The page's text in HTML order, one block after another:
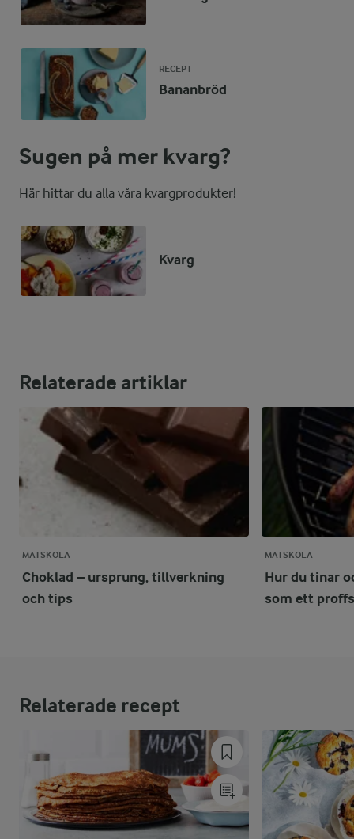
RECEPT
Bananbröd
Sugen på mer kvarg?
Här hittar du alla våra kvargprodukter!
Kvarg
Relaterade artiklar
MATSKOLA
Choklad – ursprung, tillverkning
och tips
MATSKOLA
Hur du tinar
som ett proffs
Relaterade recept